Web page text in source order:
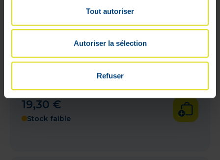
Tout autoriser
Autoriser la sélection
Refuser
Bota + Gen. Beige Xl.
19,30 €
Stock faible